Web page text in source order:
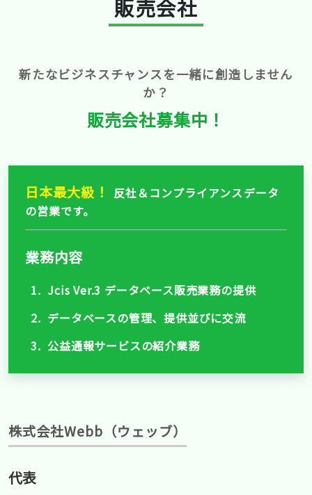
販売会社
新たなビジネスチャンスを一緒に創造しません
か？
販売会社募集中！
日本最大級！
反社＆コンプライアンスデータ
の営業です。
業務内容
1. Jcis Ver.3 データベース販売業務の提供
2. データベースの管理、提供並びに交流
3. 公益通報サービスの紹介業務
株式会社Webb（ウェッブ）
代表